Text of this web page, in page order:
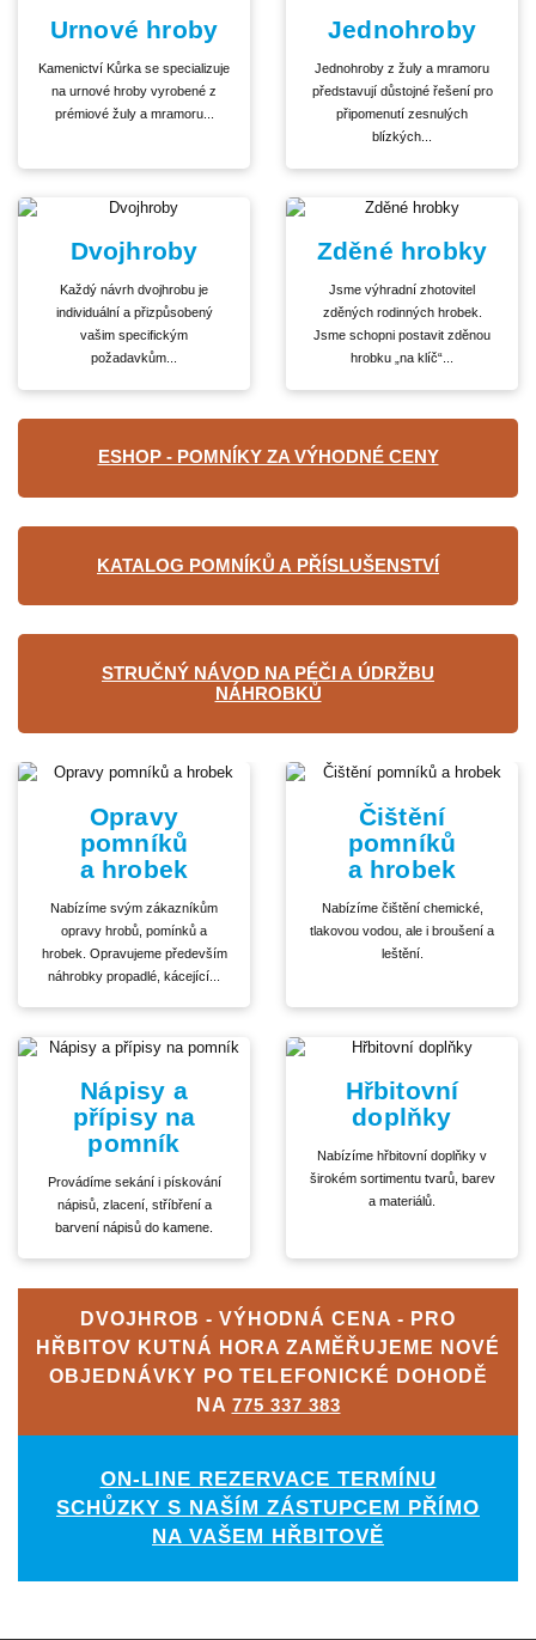
Urnové hroby
Kamenictví Kůrka se specializuje
na urnové hroby vyrobené z
prémiové žuly a mramoru...
Jednohroby
Jednohroby z žuly a mramoru
představují důstojné řešení pro
připomenutí zesnulých
blízkých...
Dvojhroby
Každý návrh dvojhrobu je
individuální a přizpůsobený
vašim specifickým
požadavkům...
Zděné hrobky
Jsme výhradní zhotovitel
zděných rodinných hrobek.
Jsme schopni postavit zděnou
hrobku „na klíč“...
ESHOP - POMNÍKY ZA VÝHODNÉ CENY
KATALOG POMNÍKŮ A PŘÍSLUŠENSTVÍ
STRUČNÝ NÁVOD NA PÉČI A ÚDRŽBU
NÁHROBKŮ
Opravy
pomníků
a hrobek
Nabízíme svým zákazníkům
opravy hrobů, pomínků a
hrobek. Opravujeme především
náhrobky propadlé, kácející...
Čištění
pomníků
a hrobek
Nabízíme čištění chemické,
tlakovou vodou, ale i broušení a
leštění.
Nápisy a
přípisy na
pomník
Provádíme sekání i pískování
nápisů, zlacení, stříbření a
barvení nápisů do kamene.
Hřbitovní
doplňky
Nabízíme hřbitovní doplňky v
širokém sortimentu tvarů, barev
a materiálů.
DVOJHROB - VÝHODNÁ CENA - PRO
HŘBITOV KUTNÁ HORA ZAMĚŘUJEME NOVÉ
OBJEDNÁVKY PO TELEFONICKÉ DOHODĚ
NA 775 337 383
ON-LINE REZERVACE TERMÍNU
SCHŮZKY S NAŠÍM ZÁSTUPCEM PŘÍMO
NA VAŠEM HŘBITOVĚ